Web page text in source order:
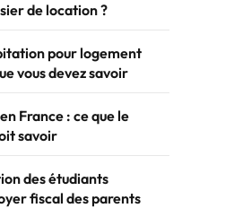
de location ?
pour logement
vous devez savoir
France : ce que le
savoir
des étudiants
fiscal des parents